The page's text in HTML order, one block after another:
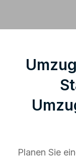
Planen Sie